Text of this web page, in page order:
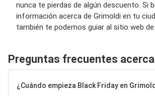
nunca te pierdas de algún descuento. Si
información acerca de Grimoldi en tu
también te podemos guiar al sitio web de
Preguntas frecuentes
¿Cuándo empieza Black Friday en